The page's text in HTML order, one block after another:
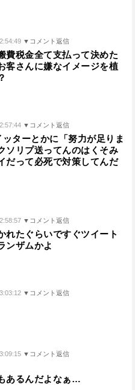
▼コメント返信
費税金全て支払って決めた
客さんに嫌なイメージを植
▼コメント返信
ターとかに「努力が足りま
ソリプ送ってんのはくそみ
だって必死で対策してんだ
▼コメント返信
れたぐらいですぐツイート
ンザムかよ
▼コメント返信
▼コメント返信
あるんだよなぁ…